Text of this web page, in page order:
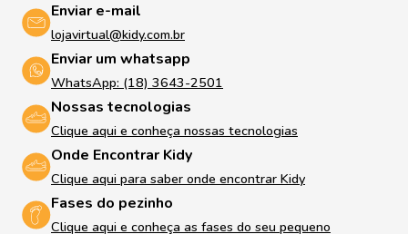
Enviar e-mail
lojavirtual@kidy.com.br
Enviar um whatsapp
WhatsApp: (18) 3643-2501
Nossas tecnologias
Clique aqui e conheça nossas tecnologias
Onde Encontrar Kidy
Clique aqui para saber onde encontrar Kidy
Fases do pezinho
Clique aqui e conheça as fases do seu pequeno